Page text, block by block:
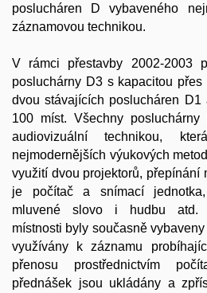
poslucháren D vybaveného
záznamovou technikou.
V rámci přestavby 2002-2003
posluchárny D3 s kapacitou
dvou stávajících poslucháren
100 míst. Všechny
audiovizuální technikou,
nejmodernějších výukových
využití dvou projektorů, přepínání
je počítač a snímací
mluvené slovo i hudbu atd.
místnosti byly současně
využívány k záznamu
přenosu prostřednictvím
přednášek jsou ukládány a